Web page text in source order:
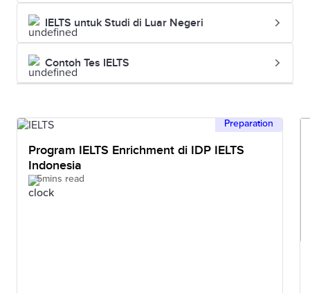
IELTS untuk Studi di Luar Negeri
Contoh Tes IELTS
Preparation
Program IELTS Enrichment di IDP IELTS
Indonesia
5mins read